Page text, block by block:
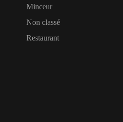
Minceur
Non classé
Restaurant